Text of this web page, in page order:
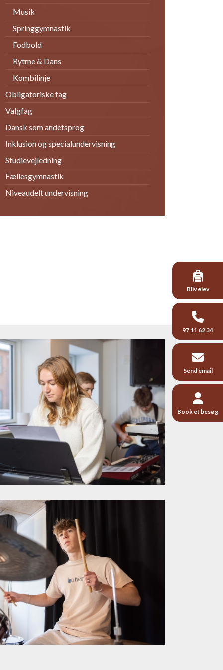
Valgfag
Inklusion og specialundervisning
Studievejledning
Fællesgymnastik
Niveaudelt undervisning
Bliv elev
97 11 62 34
Send email
Book et besøg